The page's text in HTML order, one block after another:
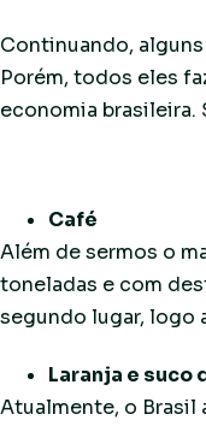
Continuando,
Porém, todos eles
economia brasileira.
Café
Além de sermos o
toneladas e com
segundo lugar, logo
Laranja e suco
Atualmente, o Brasil